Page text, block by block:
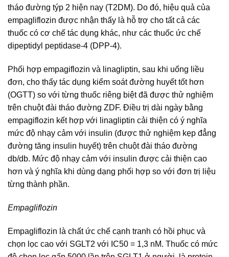
tháo đường týp 2 hiện nay (T2DM). Do đó, hiệu quả của
empagliflozin được nhận thấy là hỗ trợ cho tất cả các
thuốc có cơ chế tác dụng khác, như các thuốc ức chế
dipeptidyl peptidase-4 (DPP-4).
Phối hợp empagiflozin và linagliptin, sau khi uống liều
đơn, cho thấy tác dụng kiểm soát đường huyết tốt hơn
(OGTT) so với từng thuốc riêng biệt đã được thử nghiệm
trên chuột đài tháo đường ZDF. Điều trị dài ngày bằng
empagiflozin kết hợp với linagliptin cải thiện có ý nghĩa
mức độ nhạy cảm với insulin (được thử nghiệm kẹp đẳng
đường tăng insulin huyết) trên chuột đài tháo đường
db/db. Mức độ nhạy cảm với insulin được cải thiện cao
hơn và ý nghĩa khi dùng dạng phối hợp so với đơn trị liệu
từng thành phần.
Empagliflozin
Empagliflozin là chất ức chế cạnh tranh có hồi phục và
chọn lọc cao với SGLT2 với IC50 = 1,3 nM. Thuốc có mức